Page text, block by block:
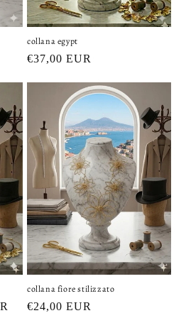
collana egypt
Regular
€37,00 EUR
collana fiore stilizzato
Regular
€24,00 EUR